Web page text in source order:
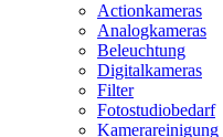
Actionkameras
Analogkameras
Beleuchtung
Digitalkameras
Filter
Fotostudiobedarf
Kamerareinigung